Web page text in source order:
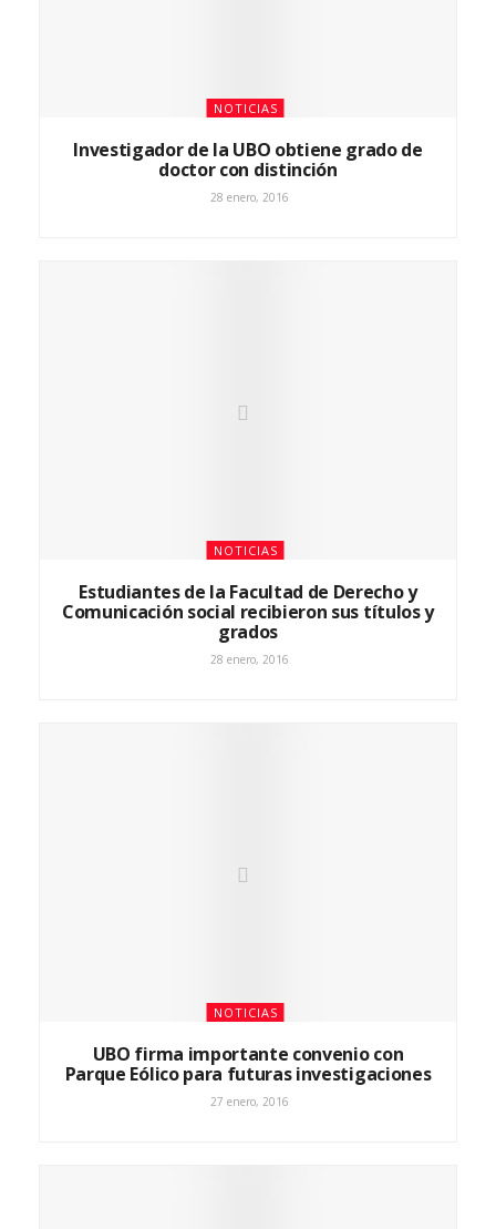
NOTICIAS
Investigador de la UBO obtiene grado de
doctor con distinción
28 enero, 2016
NOTICIAS
Estudiantes de la Facultad de Derecho y
Comunicación social recibieron sus títulos y
grados
28 enero, 2016
NOTICIAS
UBO firma importante convenio con
Parque Eólico para futuras investigaciones
27 enero, 2016